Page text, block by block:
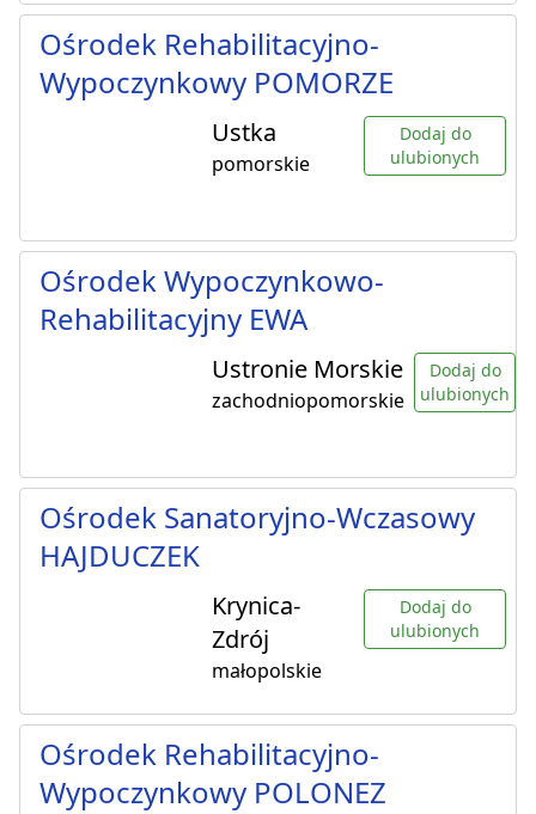
Ośrodek Rehabilitacyjno-
Wypoczynkowy POMORZE
Ustka
pomorskie
Dodaj do
ulubionych
Ośrodek Wypoczynkowo-
Rehabilitacyjny EWA
Ustronie Morskie
zachodniopomorskie
Dodaj do
ulubionych
Ośrodek Sanatoryjno-Wczasowy
HAJDUCZEK
Krynica-
Zdrój
małopolskie
Dodaj do
ulubionych
Ośrodek Rehabilitacyjno-
Wypoczynkowy POLONEZ